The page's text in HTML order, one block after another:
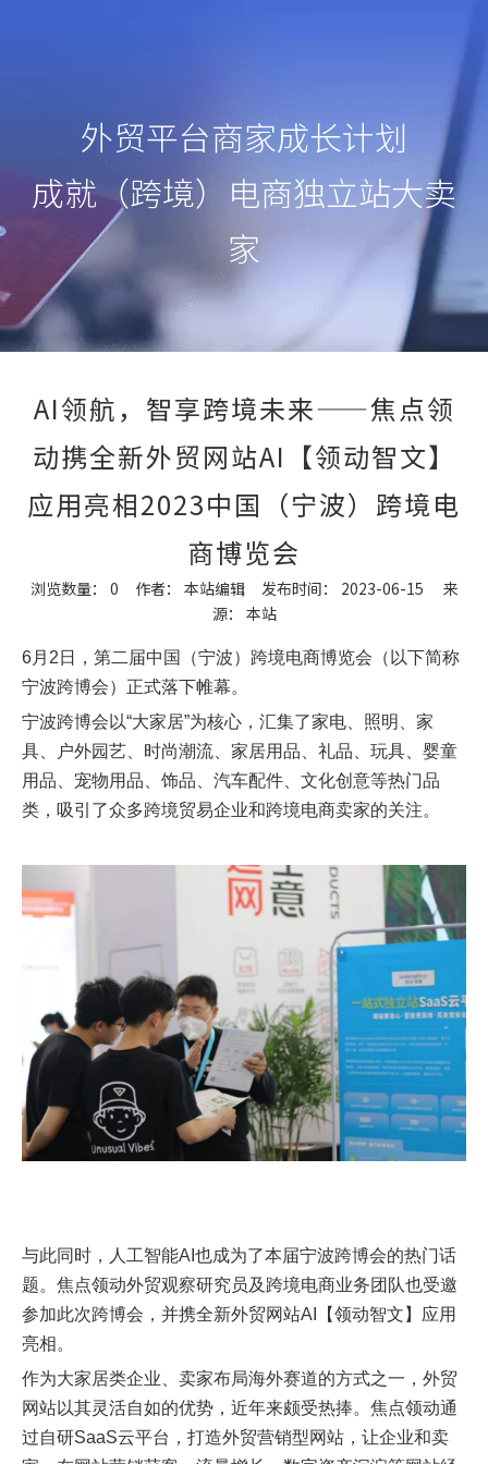
外贸平台商家成长计划
成就（跨境）电商独立站大卖
家
AI领航，智享跨境未来——焦点领
动携全新外贸网站AI【领动智文】
应用亮相2023中国（宁波）跨境电
商博览会
浏览数量： 0 作者： 本站编辑 发布时间： 2023-06-15 来
源： 本站
["wechat","weibo","qzone","douban","email"]
6月2日，第二届中国（宁波）跨境电商博览会（以下简称
宁波跨博会）正式落下帷幕。
宁波跨博会以“大家居”为核心，汇集了家电、照明、家
具、户外园艺、时尚潮流、家居用品、礼品、玩具、婴童
用品、宠物用品、饰品、汽车配件、文化创意等热门品
类，吸引了众多跨境贸易企业和跨境电商卖家的关注。
与此同时，人工智能AI也成为了本届宁波跨博会的热门话
题。焦点领动外贸观察研究员及跨境电商业务团队也受邀
参加此次跨博会，并携全新外贸网站AI【领动智文】应用
亮相。
作为大家居类企业、卖家布局海外赛道的方式之一，外贸
网站以其灵活自如的优势，近年来颇受热捧。焦点领动通
过自研SaaS云平台，打造外贸营销型网站，让企业和卖